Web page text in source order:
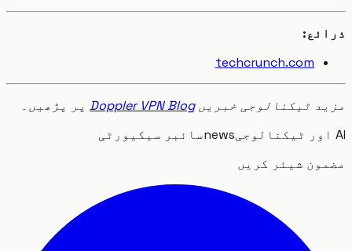
techcrunch.com
ٹیکنالوجی خبریںDoppler VPN Blogپر پڑھیں۔
newsسائبر سیکیورٹی
شیئر کریں